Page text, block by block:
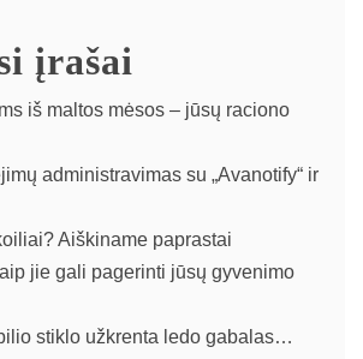
įrašai
iš maltos mėsos – jūsų raciono
administravimas su „Avanotify“ ir
Aiškiname paprastai
jie gali pagerinti jūsų gyvenimo
stiklo užkrenta ledo gabalas…